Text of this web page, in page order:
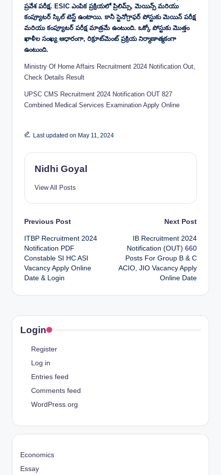
ప్రవేశ పరీక్ష. ESIC ఎంపిక ప్రక్రియలో ప్రిలిమ్స్, మెయిన్స్ మరియు
కంప్యూటర్ స్కిల్ టెస్ట్ ఉంటాయి. కానీ స్టెనోగ్రాఫర్ పోస్టుకు మెయిన్ పరీక్ష
మరియు కంప్యూటర్ పరీక్ష మాత్రమే ఉంటుంది. ఒక్కో పోస్టుకు మొత్తం
ఖాళీల సంఖ్య ఆధారంగా, రిక్రూట్‌మెంట్ ప్రక్రియ నిర్మాణాత్మకంగా
ఉంటుంది.
Ministry Of Home Affairs Recruitment 2024 Notification Out,
Check Details Result
UPSC CMS Recruitment 2024 Notification OUT 827
Combined Medical Services Examination Apply Online
Last updated on May 11, 2024
Nidhi Goyal
View All Posts
Post
navigation
Previous Post
ITBP Recruitment 2024
Notification PDF
Constable SI HC ASI
Vacancy Apply Online
Date & Login
Next Post
IB Recruitment 2024
Notification (OUT) 660
Posts For Group B & C
ACIO, JIO Vacancy Apply
Online Date
Login
Register
Log in
Entries feed
Comments feed
WordPress.org
Economics
Essay